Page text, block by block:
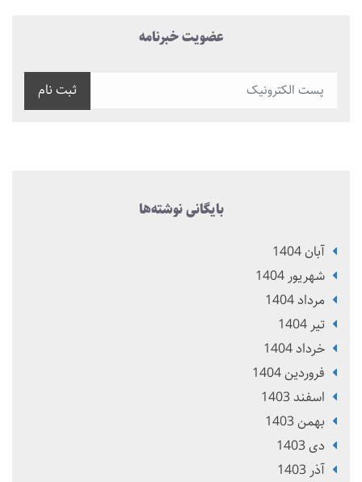
عضویت خبرنامه
ثبت نام
بایگانی نوشته‌ها
آبان 1404
شهریور 1404
مرداد 1404
تير 1404
خرداد 1404
فروردین 1404
اسفند 1403
بهمن 1403
دی 1403
آذر 1403